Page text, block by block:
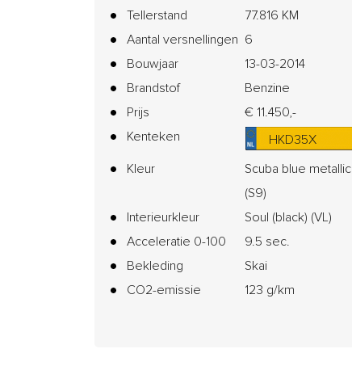
Tellerstand
77.816 KM
Aantal versnellingen 6
Bouwjaar
13-03-2014
Brandstof
Benzine
Prijs
€ 11.450,-
Kenteken
HKD35X
Kleur
Scuba blue metallic
(S9)
Interieurkleur
Soul (black) (VL)
Acceleratie 0-100
9.5 sec.
Bekleding
Skai
CO2-emissie
123 g/km